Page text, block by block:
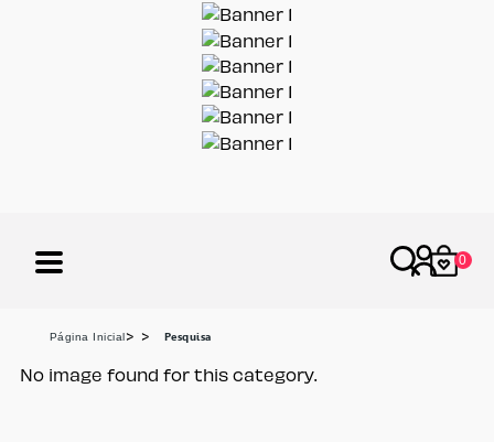
0
página inicial Pesquisa
No image found for this category.